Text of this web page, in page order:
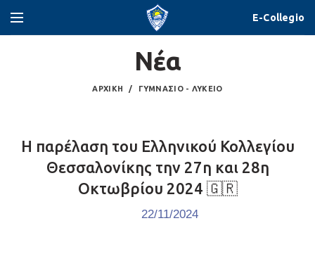
E-Collegio
Νέα
ΑΡΧΙΚΉ ΓΥΜΝΆΣΙΟ - ΛΎΚΕΙΟ
Η παρέλαση του Ελληνικού Κολλεγίου
Θεσσαλονίκης την 27η και 28η
Οκτωβρίου 2024 🇬🇷
22/11/2024